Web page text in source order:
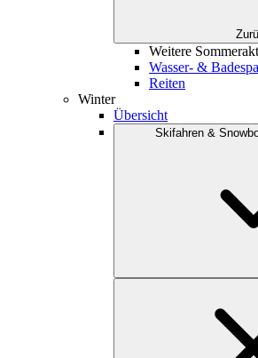
Weitere
Wasser- &
Reiten
Winter
Übersicht
Skifahren &